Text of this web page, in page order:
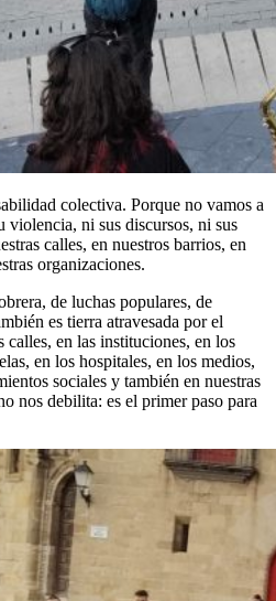
colectiva. Porque no vamos a
ni sus discursos, ni sus
calles, en nuestros barrios, en
organizaciones.
de luchas populares, de
es tierra atravesada por el
calles, en las instituciones, en los
en los hospitales, en los medios,
sociales y también en nuestras
nos debilita: es el primer paso para